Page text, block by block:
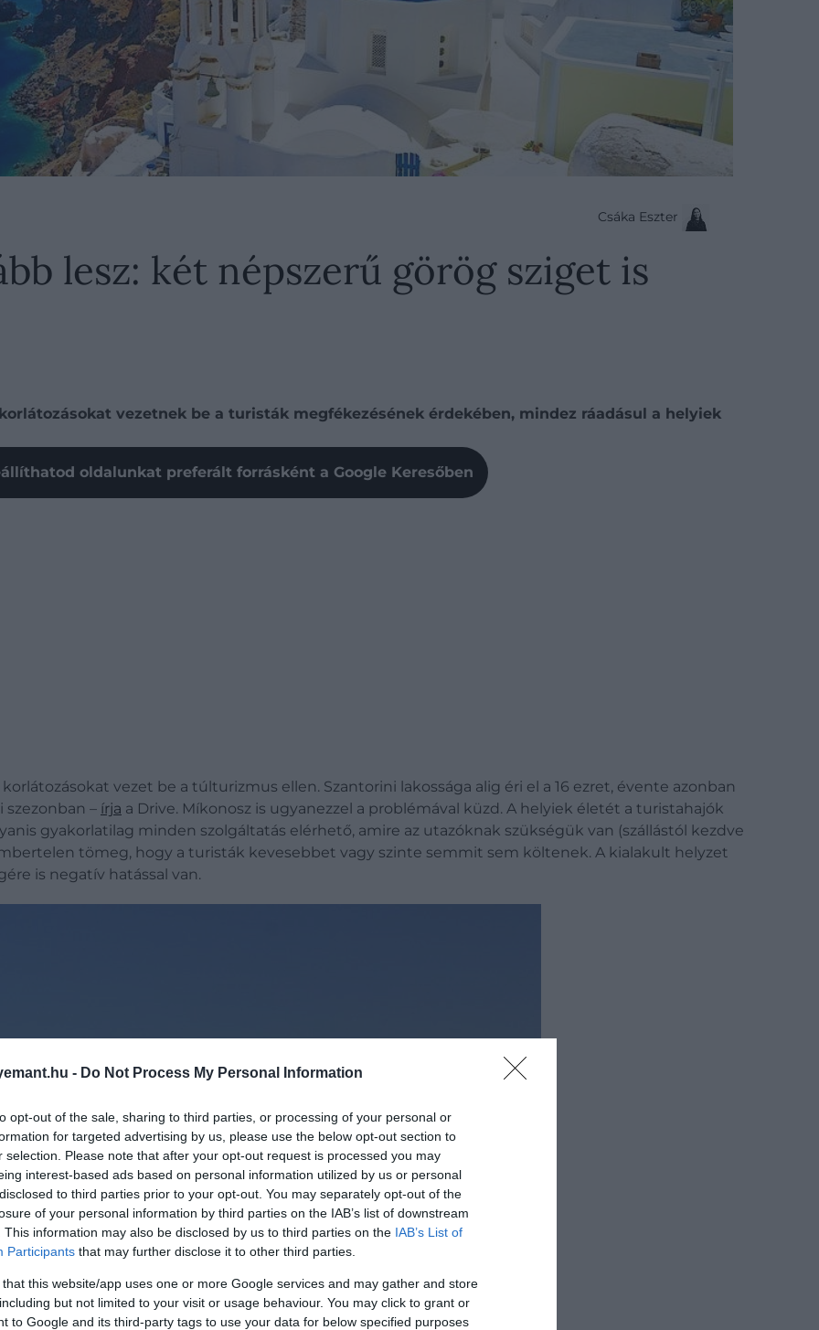
- Do Not Process My Personal Information
opt-out of the sale, sharing to third parties, or processing of your personal or
for targeted advertising by us, please use the below opt-out section to
selection. Please note that after your opt-out request is processed you may
interest-based ads based on personal information utilized by us or personal
to third parties prior to your opt-out. You may separately opt-out of the
of your personal information by third parties on the IAB’s list of downstream
This information may also be disclosed by us to third parties on the IAB’s List of
Participants that may further disclose it to other third parties.
that this website/app uses one or more Google services and may gather and store
but not limited to your visit or usage behaviour. You may click to grant or
to Google and its third-party tags to use your data for below specified purposes
Csáka Eszter
lesz: két népszerű görög sziget is
vezetnek be a turisták megfékezésének érdekében, mindez ráadásul a helyiek
oldalunkat preferált forrásként a Google Keresőben
korlátozásokat vezet be a túlturizmus ellen. Szantorini lakossága alig éri el a 16 ezret, évente azonban
– írja a Drive. Míkonosz is ugyanezzel a problémával küzd. A helyiek életét a turistahajók
gyakorlatilag minden szolgáltatás elérhető, amire az utazóknak szükségük van (szállástól kezdve
tömeg, hogy a turisták kevesebbet vagy szinte semmit sem költenek. A kialakult helyzet
is negatív hatással van.